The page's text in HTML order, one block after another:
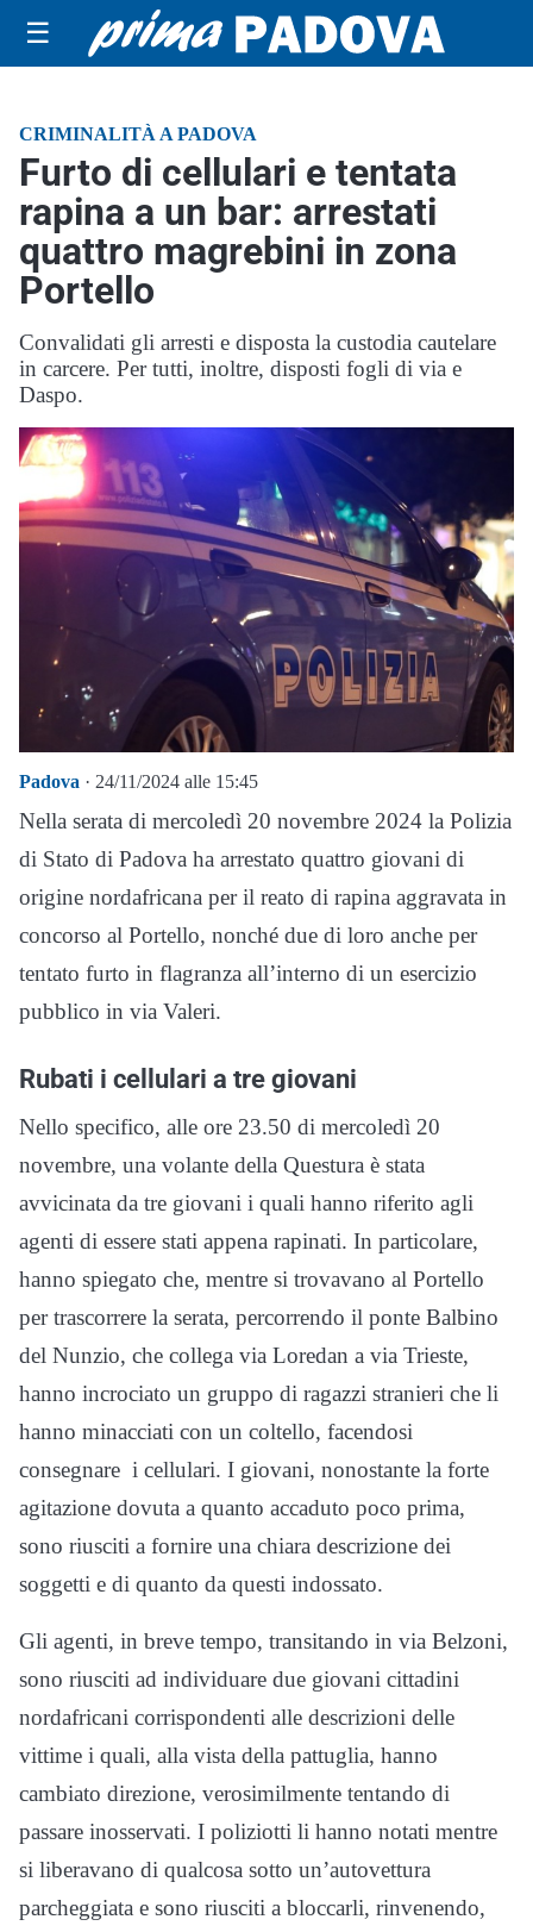
☰
CRIMINALITÀ A PADOVA
Furto di cellulari e tentata
rapina a un bar: arrestati
quattro magrebini in zona
Portello
Convalidati gli arresti e disposta la custodia cautelare
in carcere. Per tutti, inoltre, disposti fogli di via e
Daspo.
Padova · 24/11/2024 alle 15:45
Nella serata di mercoledì 20 novembre 2024 la Polizia
di Stato di Padova ha arrestato quattro giovani di
origine nordafricana per il reato di rapina aggravata in
concorso al Portello, nonché due di loro anche per
tentato furto in flagranza all’interno di un esercizio
pubblico in via Valeri.
Rubati i cellulari a tre giovani
Nello specifico, alle ore 23.50 di mercoledì 20
novembre, una volante della Questura è stata
avvicinata da tre giovani i quali hanno riferito agli
agenti di essere stati appena rapinati. In particolare,
hanno spiegato che, mentre si trovavano al Portello
per trascorrere la serata, percorrendo il ponte Balbino
del Nunzio, che collega via Loredan a via Trieste,
hanno incrociato un gruppo di ragazzi stranieri che li
hanno minacciati con un coltello, facendosi
consegnare i cellulari. I giovani, nonostante la forte
agitazione dovuta a quanto accaduto poco prima,
sono riusciti a fornire una chiara descrizione dei
soggetti e di quanto da questi indossato.
Gli agenti, in breve tempo, transitando in via Belzoni,
sono riusciti ad individuare due giovani cittadini
nordafricani corrispondenti alle descrizioni delle
vittime i quali, alla vista della pattuglia, hanno
cambiato direzione, verosimilmente tentando di
passare inosservati. I poliziotti li hanno notati mentre
si liberavano di qualcosa sotto un’autovettura
parcheggiata e sono riusciti a bloccarli, rinvenendo,